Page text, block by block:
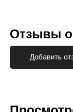
Отзывы о
Добавить